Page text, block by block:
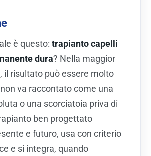
è questo: trapianto capelli
dura? Nella maggior
il risultato può essere molto
va raccontato come una
o una scorciatoia priva di
ben progettato
e futuro, usa con criterio
e si integra, quando